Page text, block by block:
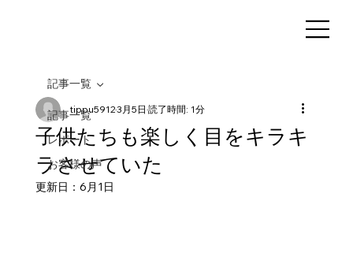
記事一覧
レポート
お客様の声
記事一覧
子供たちも楽しく目をキラキ
ラさせていた
tippu59123月5日 読了時間: 1分
更新日： 6月1日